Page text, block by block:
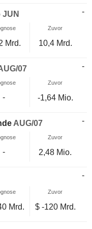
JUN -
Zuvor
Mrd. 10,4 Mrd.
07 -
Zuvor
- -1,64 Mio.
AUG/07 -
Zuvor
- 2,48 Mio.
-
Zuvor
Mrd. $ -120 Mrd.